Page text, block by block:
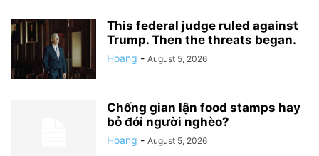
This federal judge ruled against
Trump. Then the threats began.
Hoang - August 5, 2026
Chống gian lận food stamps hay
bỏ đói người nghèo?
Hoang - August 5, 2026